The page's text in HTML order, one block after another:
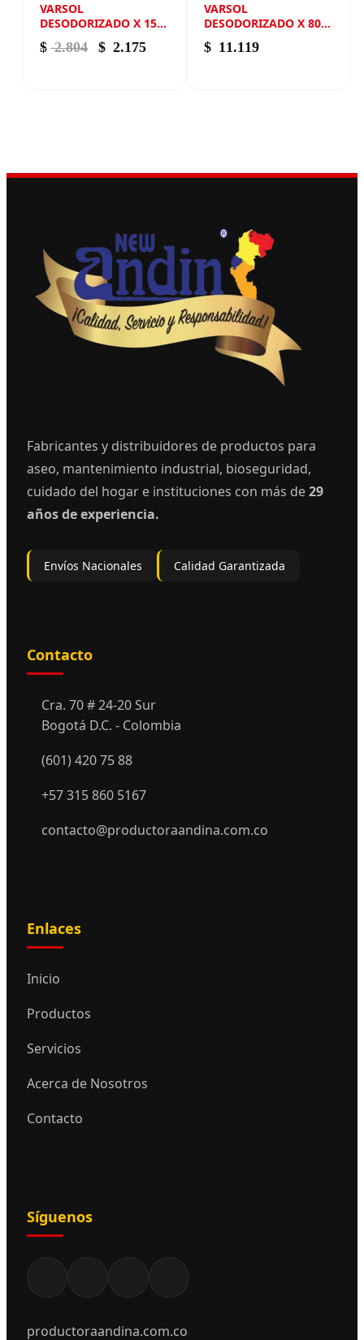
VARSOL
DESODORIZADO X 150
ML NEW ANDIN
$ 2.804 El precio original era: $ 2.804.
$ 2.175El precio actual es: $ 2.175.
VARSOL
DESODORIZADO X 800
ML NEW ANDIN
$ 11.119
Fabricantes y distribuidores de productos para
aseo, mantenimiento industrial, bioseguridad,
cuidado del hogar e instituciones con más de29
años de experiencia.
Envíos Nacionales Calidad Garantizada
Contacto
Cra. 70 # 24-20 Sur
Bogotá D.C. - Colombia
(601) 420 75 88
+57 315 860 5167
contacto@productoraandina.com.co
Enlaces
Inicio
Productos
Servicios
Acerca de Nosotros
Contacto
Síguenos
productoraandina.com.co